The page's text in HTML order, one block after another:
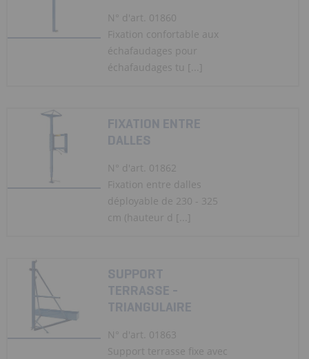
N° d'art. 01860
Fixation confortable aux
échafaudages pour
échafaudages tu [...]
FIXATION ENTRE
DALLES
N° d'art. 01862
Fixation entre dalles
déployable de 230 - 325
cm (hauteur d [...]
SUPPORT
TERRASSE -
TRIANGULAIRE
N° d'art. 01863
Support terrasse fixe avec